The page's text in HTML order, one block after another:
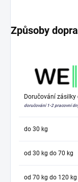
Způsoby
Doručování
doručování 1-2 pracovní
do 30 kg
od 30 kg do 70 kg
od 70 kg do 120 kg